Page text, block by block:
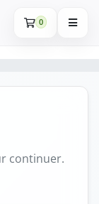
0
continuer.